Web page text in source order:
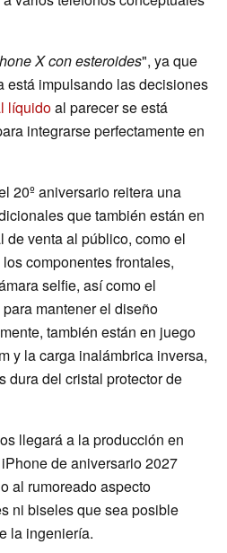
X con esteroides", ya que
está impulsando las decisiones
líquidoal parecer se está
integrarse perfectamente en
20º aniversario reitera una
que también están en
de venta al público, como el
componentes frontales,
selfie, así como el
mantener el diseño
también están en juego
y la carga inalámbrica inversa,
dura del cristal protector de
llegará a la producción en
de aniversario 2027
al rumoreado aspecto
ni biseles que sea posible
la ingeniería.